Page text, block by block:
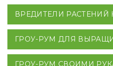
ВРЕДИТЕЛИ РАСТЕНИЙ
ГРОУ-РУМ ДЛЯ
ГРОУ-РУМ СВОИМИ